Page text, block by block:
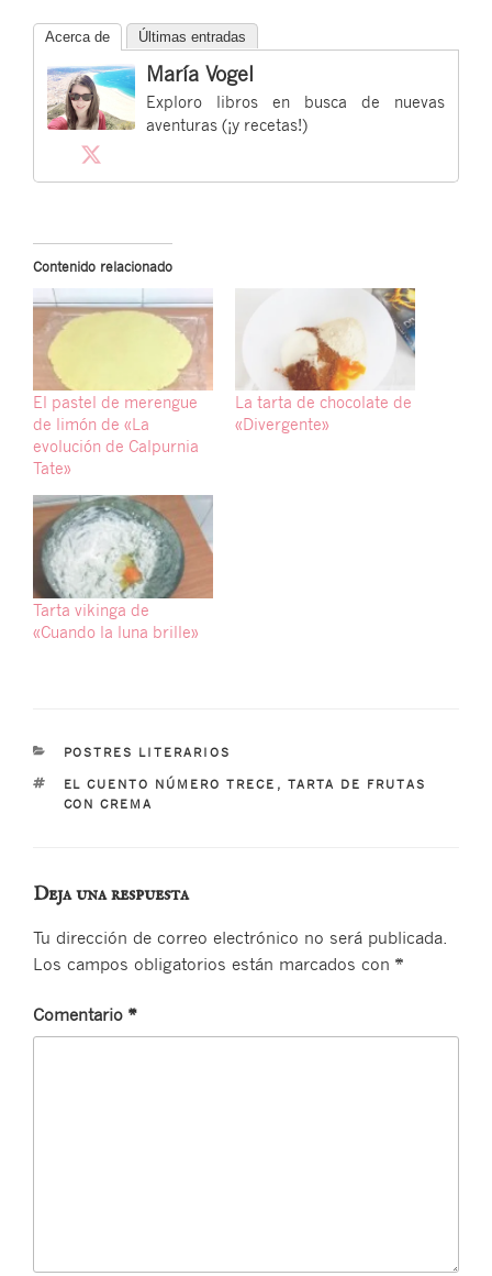
Acerca de Últimas entradas
María Vogel
Exploro libros en busca de nuevas
aventuras (¡y recetas!)
Contenido relacionado
El pastel de merengue
de limón de «La
evolución de Calpurnia
Tate»
La tarta de chocolate de
«Divergente»
Tarta vikinga de
«Cuando la luna brille»
CATEGORÍAS
POSTRES LITERARIOS
ETIQUETAS
EL CUENTO NÚMERO TRECE , TARTA DE FRUTAS
CON CREMA
Deja una respuesta
Tu dirección de correo electrónico no será publicada.
Los campos obligatorios están marcados con *
Comentario *